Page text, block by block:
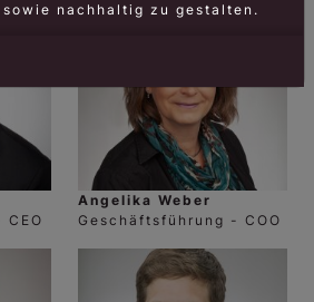
Angelika Weber
Geschäftsführung - COO
nachhaltig zu gestalten.
zieht es ihn oft in die
Motorrad fremde Kulturen
Sporttauchen unter der
– er liebt die Abwechslung.
übernimmt er gerne
engagiert sich für die
und der Studierenden.
machen ihn zu einem
der stets neue